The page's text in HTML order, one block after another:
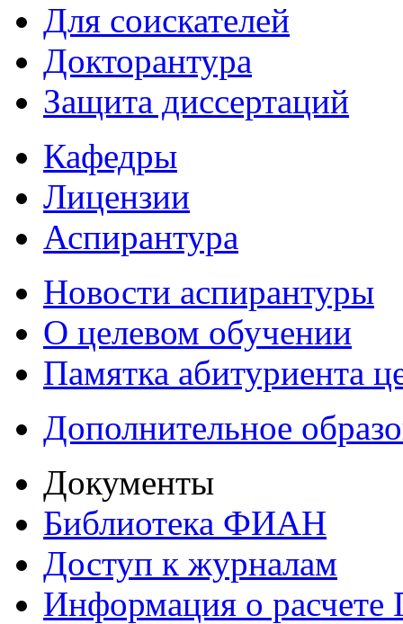
Для соискателей
Докторантура
Защита диссертаций
Кафедры
Лицензии
Аспирантура
Новости аспирантуры
О целевом обучении
Памятка абитуриента
Дополнительное
Документы
Библиотека ФИАН
Доступ к журналам
Информация о